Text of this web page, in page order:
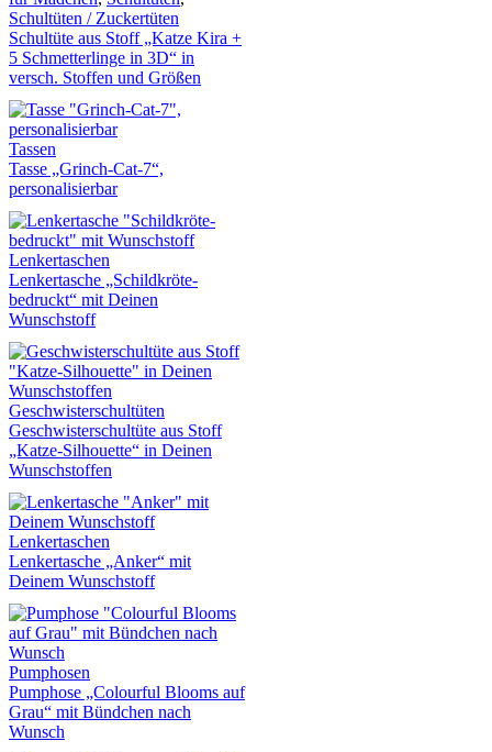
Schultüten / Zuckertüten
Schultüte aus Stoff „Katze Kira +
5 Schmetterlinge in 3D“ in
versch. Stoffen und Größen
Tassen
Tasse „Grinch-Cat-7“,
personalisierbar
Lenkertaschen
Lenkertasche „Schildkröte-
bedruckt“ mit Deinen
Wunschstoff
Geschwisterschultüten
Geschwisterschultüte aus Stoff
„Katze-Silhouette“ in Deinen
Wunschstoffen
Lenkertaschen
Lenkertasche „Anker“ mit
Deinem Wunschstoff
Pumphosen
Pumphose „Colourful Blooms auf
Grau“ mit Bündchen nach
Wunsch